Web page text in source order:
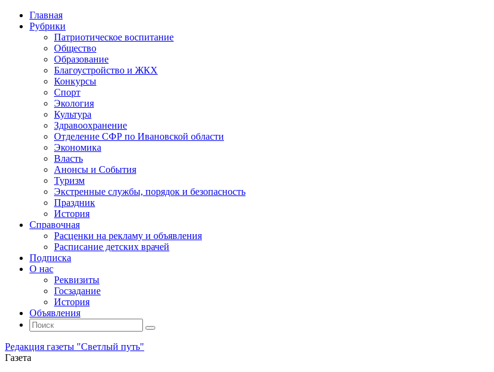
Главная
Рубрики
Патриотическое воспитание
Общество
Образование
Благоустройство и ЖКХ
Конкурсы
Спорт
Экология
Культура
Здравоохранение
Отделение СФР по Ивановской области
Экономика
Власть
Анонсы и События
Туризм
Экстренные службы, порядок и безопасность
Праздник
История
Справочная
Расценки на рекламу и объявления
Расписание детских врачей
Подписка
О нас
Реквизиты
Госзадание
История
Объявления
Поиск
Искать:
Поиск
Редакция газеты "Светлый путь"
Газета